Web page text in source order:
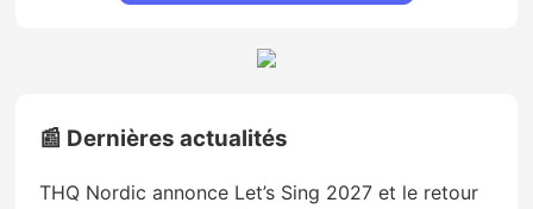
📰 Dernières actualités
THQ Nordic annonce Let’s Sing 2027 et le retour